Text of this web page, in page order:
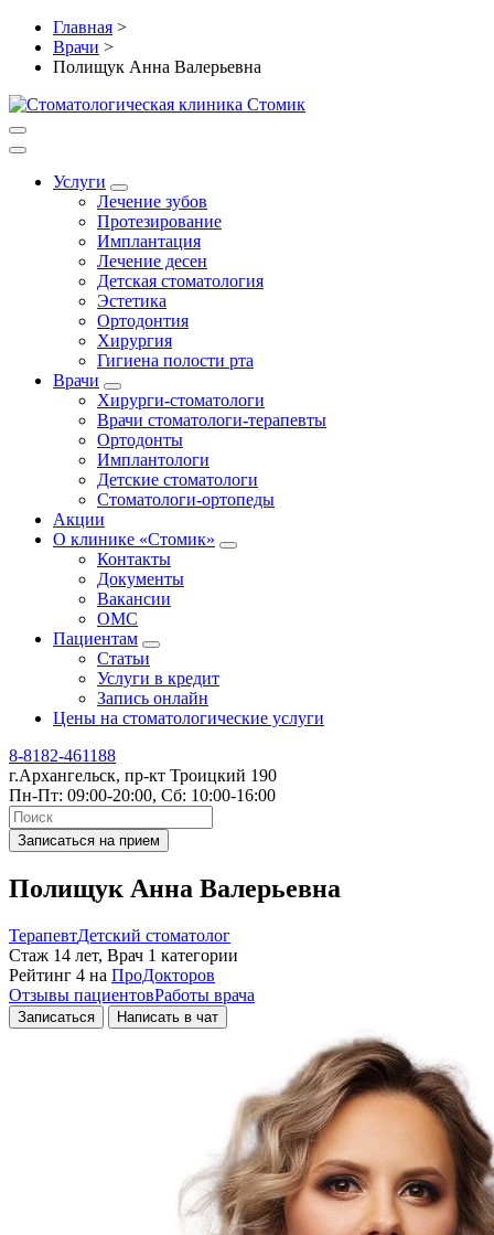
Главная >
Врачи >
Полищук Анна Валерьевна
Услуги
Лечение зубов
Протезирование
Имплантация
Лечение десен
Детская стоматология
Эстетика
Ортодонтия
Хирургия
Гигиена полости рта
Врачи
Хирурги-стоматологи
Врачи стоматологи-терапевты
Ортодонты
Имплантологи
Детские стоматологи
Стоматологи-ортопеды
Акции
О клинике «Стомик»
Контакты
Документы
Вакансии
ОМС
Пациентам
Статьи
Услуги в кредит
Запись онлайн
Цены на стоматологические услуги
8-8182-461188
г.Архангельск, пр-кт Троицкий 190
Пн-Пт: 09:00-20:00, Сб: 10:00-16:00
Записаться на прием
Полищук Анна Валерьевна
ТерапевтДетский стоматолог
Стаж 14 лет, Врач 1 категории
Рейтинг 4 на ПроДокторов
Отзывы пациентовРаботы врача
Записаться Написать в чат